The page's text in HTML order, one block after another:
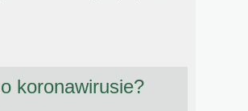
koronawirusie?